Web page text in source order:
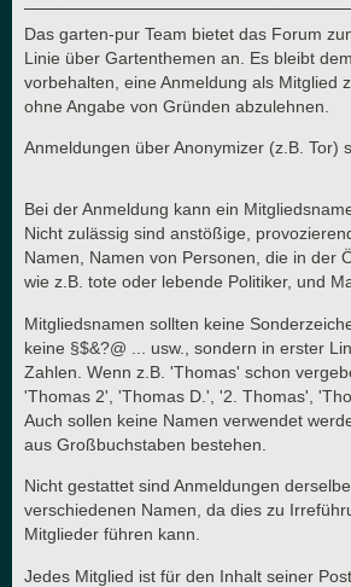
Das garten-pur Team bietet das Forum
Linie über Gartenthemen an. Es bleibt
vorbehalten, eine Anmeldung als Mitglied
ohne Angabe von Gründen abzulehnen.
Anmeldungen über Anonymizer (z.B. Tor)
Bei der Anmeldung kann ein
Nicht zulässig sind anstößige,
Namen, Namen von Personen, die in der
wie z.B. tote oder lebende Politiker, und
Mitgliedsnamen sollten keine
keine §$&?@ ... usw., sondern in erster
Zahlen. Wenn z.B. 'Thomas' schon
'Thomas 2', 'Thomas D.', '2. Thomas',
Auch sollen keine Namen verwendet
aus Großbuchstaben bestehen.
Nicht gestattet sind Anmeldungen
verschiedenen Namen, da dies zu
Mitglieder führen kann.
Jedes Mitglied ist für den Inhalt seiner